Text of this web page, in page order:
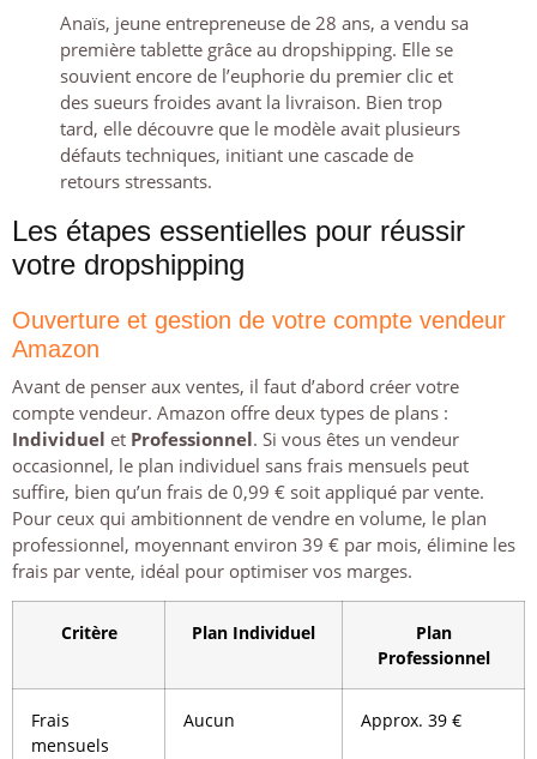
Anaïs, jeune entrepreneuse de 28 ans, a vendu sa
première tablette grâce au dropshipping. Elle se
souvient encore de l’euphorie du premier clic et
des sueurs froides avant la livraison. Bien trop
tard, elle découvre que le modèle avait plusieurs
défauts techniques, initiant une cascade de
retours stressants.
Les étapes essentielles pour réussir
votre dropshipping
Ouverture et gestion de votre compte vendeur
Amazon
Avant de penser aux ventes, il faut d’abord créer votre
compte vendeur. Amazon offre deux types de plans :
Individuel et Professionnel. Si vous êtes un vendeur
occasionnel, le plan individuel sans frais mensuels peut
suffire, bien qu’un frais de 0,99 € soit appliqué par vente.
Pour ceux qui ambitionnent de vendre en volume, le plan
professionnel, moyennant environ 39 € par mois, élimine les
frais par vente, idéal pour optimiser vos marges.
Critère Plan Individuel
Plan
Professionnel
Frais
mensuels
Aucun Approx. 39 €